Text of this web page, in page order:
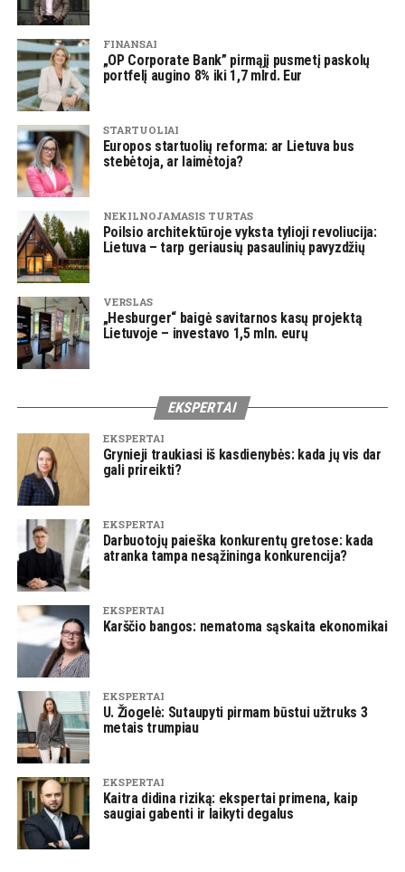
FINANSAI
„OP Corporate Bank” pirmąjį pusmetį paskolų
portfelį augino 8% iki 1,7 mlrd. Eur
STARTUOLIAI
Europos startuolių reforma: ar Lietuva bus
stebėtoja, ar laimėtoja?
NEKILNOJAMASIS TURTAS
Poilsio architektūroje vyksta tylioji revoliucija:
Lietuva – tarp geriausių pasaulinių pavyzdžių
VERSLAS
„Hesburger“ baigė savitarnos kasų projektą
Lietuvoje – investavo 1,5 mln. eurų
EKSPERTAI
EKSPERTAI
Grynieji traukiasi iš kasdienybės: kada jų vis dar
gali prireikti?
EKSPERTAI
Darbuotojų paieška konkurentų gretose: kada
atranka tampa nesąžininga konkurencija?
EKSPERTAI
Karščio bangos: nematoma sąskaita ekonomikai
EKSPERTAI
U. Žiogelė: Sutaupyti pirmam būstui užtruks 3
metais trumpiau
EKSPERTAI
Kaitra didina riziką: ekspertai primena, kaip
saugiai gabenti ir laikyti degalus